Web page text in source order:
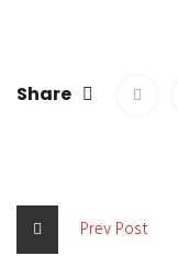
Share
Prev Post